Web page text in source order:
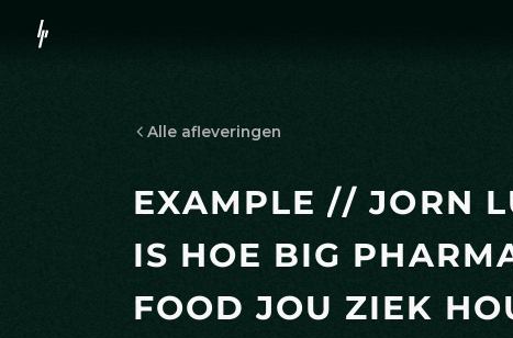
Alle afleveringen
EXAMPLE // JORN L
IS HOE BIG PHARM
FOOD JOU ZIEK HO